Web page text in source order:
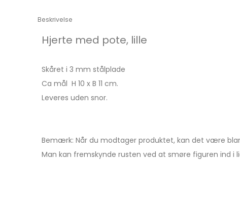
Beskrivelse
Hjerte med pote, lille
Skåret i 3 mm stålplade
Ca mål H 10 x B 11 cm.
Leveres uden snor.
Bemærk: Når du modtager produktet, kan det være
Man kan fremskynde rusten ved at smøre figuren ind i